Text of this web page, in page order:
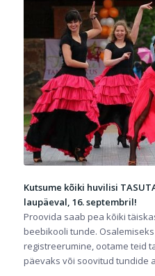
Kutsume kõiki huvilisi
laupäeval, 16. septembril!
Proovida saab pea kõiki
beebikooli tunde.
registreerumine, ootame teid
päevaks või soovitud tundide